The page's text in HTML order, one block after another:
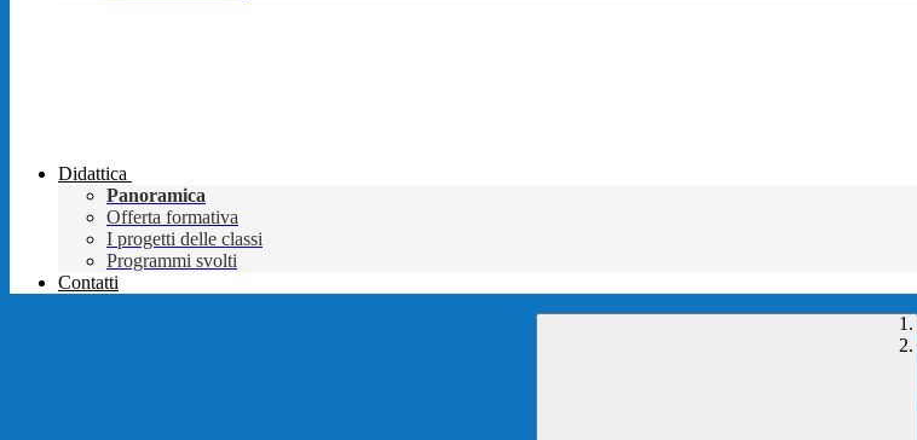
Didattica
Panoramica
Offerta formativa
I progetti delle classi
Programmi svolti
Contatti